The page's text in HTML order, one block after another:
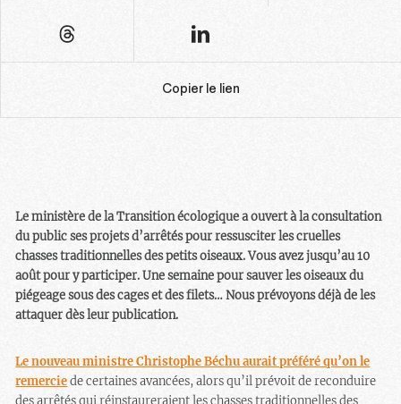
Copier le lien
Le ministère de la Transition écologique a ouvert à la consultation
du public ses projets d’arrêtés pour ressusciter les cruelles
chasses traditionnelles des petits oiseaux. Vous avez jusqu’au 10
août pour y participer. Une semaine pour sauver les oiseaux du
piégeage sous des cages et des filets… Nous prévoyons déjà de les
attaquer dès leur publication.
Le nouveau ministre Christophe Béchu aurait préféré qu’on le
remerciede certaines avancées, alors qu’il prévoit de reconduire